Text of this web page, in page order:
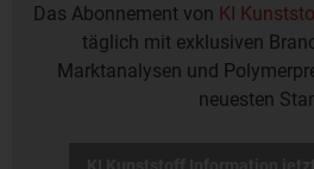
Das Abonnement von KI
täglich mit exklusiven
Marktanalysen und
neuesten